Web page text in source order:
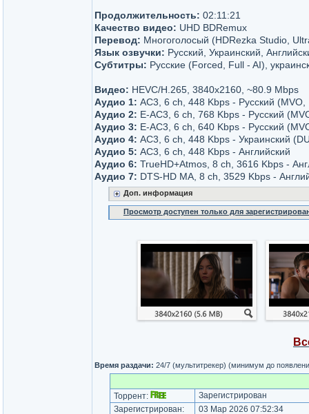
Продолжительность: 02:11:21
Качество видео: UHD BDRemux
Перевод: Многоголосый (HDRezka Studio,
Язык озвучки: Русский, Украинский,
Субтитры: Русские (Forced, Full - AI),
Видео: HEVC/H.265, 3840x2160, ~80.9 Mbps
Аудио 1: AC3, 6 ch, 448 Kbps - Русский
Аудио 2: Е-AC3, 6 ch, 768 Kbps - Русский
Аудио 3: Е-AC3, 6 ch, 640 Kbps - Русский
Аудио 4: AC3, 6 ch, 448 Kbps - Украинский
Аудио 5: AC3, 6 ch, 448 Kbps - Английский
Аудио 6: TrueHD+Atmos, 8 ch, 3616 Kbps -
Аудио 7: DTS-HD MA, 8 ch, 3529 Kbps -
Доп. информация
Просмотр доступен только для
Время раздачи: 24/7 (мультитрекер) (минимум до
Торрент:
Зарегистрирован
Зарегистрирован:
03 Мар 2026 07:52:34